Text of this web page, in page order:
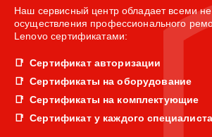
Наш сервисный центр обладает всеми
осуществления профессионального
Lenovo сертификатами:
Сертификат авторизации
Сертификаты на оборудование
Сертификаты на комплектующие
Сертификат у каждого специалиста